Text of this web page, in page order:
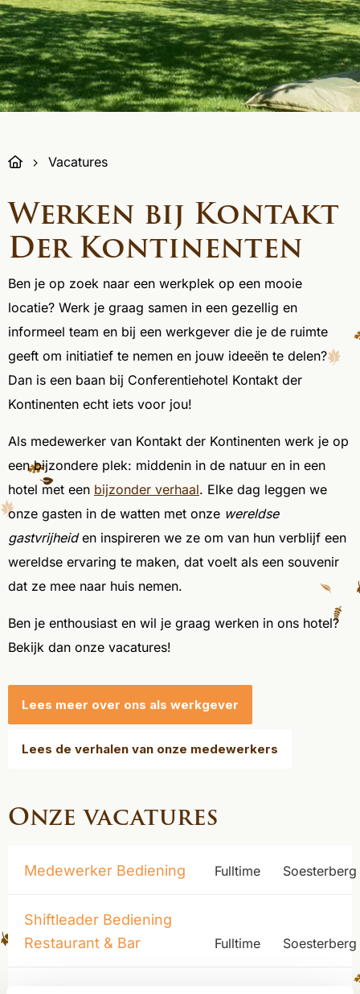
Vacatures
Werken bij Kontakt
Der Kontinenten
Ben je op zoek naar een werkplek op een mooie
locatie? Werk je graag samen in een gezellig en
informeel team en bij een werkgever die je de ruimte
geeft om initiatief te nemen en jouw ideeën te delen?
Dan is een baan bij Conferentiehotel Kontakt der
Kontinenten echt iets voor jou!
Als medewerker van Kontakt der Kontinenten werk je op
een bijzondere plek: middenin in de natuur en in een
hotel met een bijzonder verhaal. Elke dag leggen we
onze gasten in de watten met onze wereldse
gastvrijheiden inspireren we ze om van hun verblijf een
wereldse ervaring te maken, dat voelt als een souvenir
dat ze mee naar huis nemen.
Ben je enthousiast en wil je graag werken in ons hotel?
Bekijk dan onze vacatures!
Lees meer over ons als werkgever
Lees de verhalen van onze medewerkers
Onze vacatures
Medewerker Bediening Fulltime Soesterberg
Shiftleader Bediening
Restaurant & Bar
Fulltime Soesterberg